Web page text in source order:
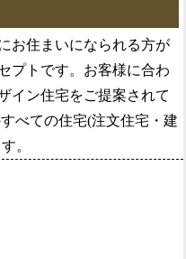
お住まいになられる方が
プトです。お客様に合わ
イン住宅をご提案されて
べての住宅(注文住宅・建
。